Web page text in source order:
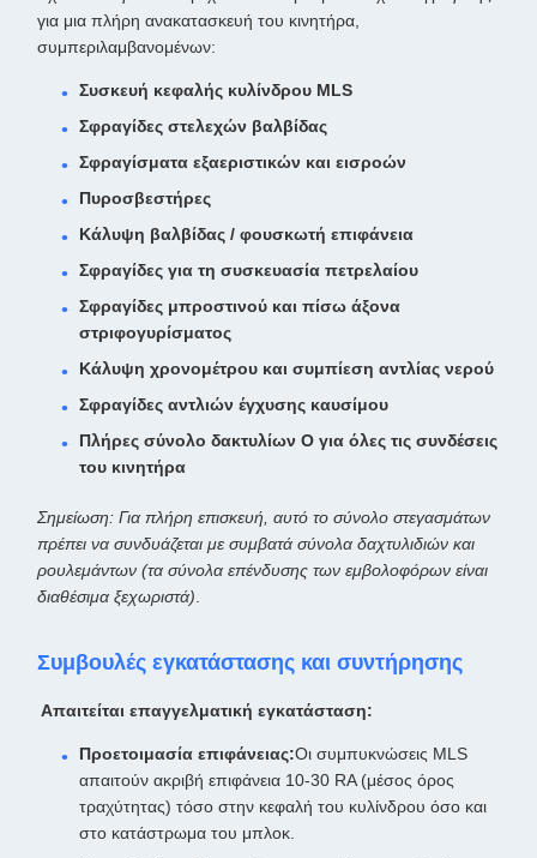
για μια πλήρη ανακατασκευή του κινητήρα,
συμπεριλαμβανομένων:
Συσκευή κεφαλής κυλίνδρου MLS
Σφραγίδες στελεχών βαλβίδας
Σφραγίσματα εξαεριστικών και εισροών
Πυροσβεστήρες
Κάλυψη βαλβίδας / φουσκωτή επιφάνεια
Σφραγίδες για τη συσκευασία πετρελαίου
Σφραγίδες μπροστινού και πίσω άξονα
στριφογυρίσματος
Κάλυψη χρονομέτρου και συμπίεση αντλίας νερού
Σφραγίδες αντλιών έγχυσης καυσίμου
Πλήρες σύνολο δακτυλίων O για όλες τις συνδέσεις
του κινητήρα
Σημείωση: Για πλήρη επισκευή, αυτό το σύνολο στεγασμάτων
πρέπει να συνδυάζεται με συμβατά σύνολα δαχτυλιδιών και
ρουλεμάντων (τα σύνολα επένδυσης των εμβολοφόρων είναι
διαθέσιμα ξεχωριστά).
Συμβουλές εγκατάστασης και συντήρησης
️ Απαιτείται επαγγελματική εγκατάσταση:
Προετοιμασία επιφάνειας:Οι συμπυκνώσεις MLS
απαιτούν ακριβή επιφάνεια 10-30 RA (μέσος όρος
τραχύτητας) τόσο στην κεφαλή του κυλίνδρου όσο και
στο κατάστρωμα του μπλοκ.